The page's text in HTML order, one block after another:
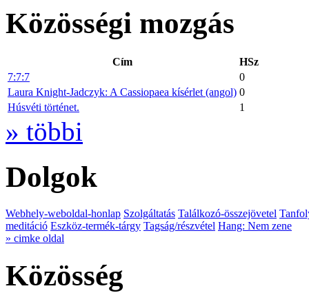
Közösségi mozgás
Cím
HSz
7:7:7
0
Laura Knight-Jadczyk: A Cassiopaea kísérlet (angol) 0
Húsvéti történet.
1
» többi
Dolgok
Webhely-weboldal-honlap Szolgáltatás Találkozó-összejövetel
meditáció Eszköz-termék-tárgy Tagság/részvétel Hang: Nem zene
» cimke oldal
Közösség